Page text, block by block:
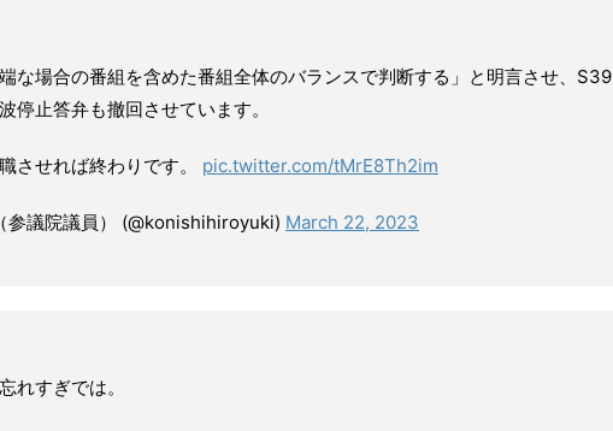
な場合の番組を含めた番組全体のバランスで判断する」と明言させ、S39
停止答弁も撤回させています。
させれば終わりです。 pic.twitter.com/tMrE8Th2im
議院議員） (@konishihiroyuki) March 22, 2023
れすぎでは。